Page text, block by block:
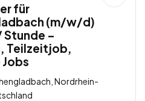
für
(m/w/d)
–
Teilzeitjob,
Nordrhein-